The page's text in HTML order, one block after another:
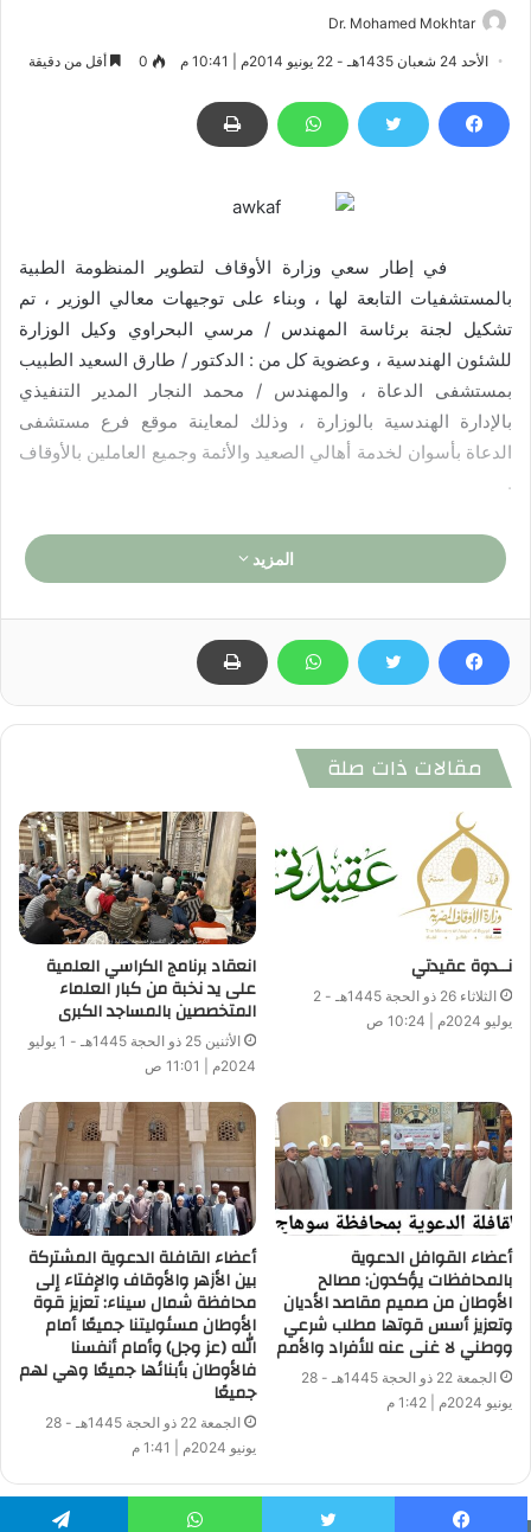
Dr. Mohamed Mokhtar
الأحد 24 شعبان 1435هـ - 22 يونيو 2014م | 10:41 م 0 أقل من دقيقة
في إطار سعي وزارة الأوقاف لتطوير المنظومة الطبية
بالمستشفيات التابعة لها ، وبناء على توجيهات معالي الوزير ، تم
تشكيل لجنة برئاسة المهندس / مرسي البحراوي وكيل الوزارة
للشئون الهندسية ، وعضوية كل من : الدكتور / طارق السعيد الطبيب
بمستشفى الدعاة ، والمهندس / محمد النجار المدير التنفيذي
بالإدارة الهندسية بالوزارة ، وذلك لمعاينة موقع فرع مستشفى
الدعاة بأسوان لخدمة أهالي الصعيد والأئمة وجميع العاملين بالأوقاف
.
المزيد
مقالات ذات صلة
نــدوة عقيدتي
الثلاثاء 26 ذو الحجة 1445هـ - 2
يوليو 2024م | 10:24 ص
انعقاد برنامج الكراسي العلمية
على يد نخبة من كبار العلماء
المتخصصين بالمساجد الكبرى
الأثنين 25 ذو الحجة 1445هـ - 1 يوليو
2024م | 11:01 ص
أعضاء القوافل الدعوية
بالمحافظات يؤكدون: مصالح
الأوطان من صميم مقاصد الأديان
وتعزيز أسس قوتها مطلب شرعي
ووطني لا غنى عنه للأفراد والأمم
الجمعة 22 ذو الحجة 1445هـ - 28
يونيو 2024م | 1:42 م
أعضاء القافلة الدعوية المشتركة
بين الأزهر والأوقاف والإفتاء إلى
محافظة شمال سيناء: تعزيز قوة
الأوطان مسئوليتنا جميعًا أمام
الله (عز وجل) وأمام أنفسنا
فالأوطان بأبنائها جميعًا وهي لهم
جميعًا
الجمعة 22 ذو الحجة 1445هـ - 28
يونيو 2024م | 1:41 م